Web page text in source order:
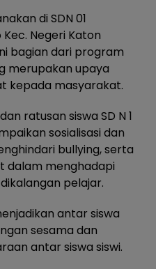
di SDN 01
Negeri Katon
bagian dari program
merupakan upaya
kepada masyarakat.
ratusan siswa SD N 1
sosialisasi dan
bullying, serta
dalam menghadapi
pelajar.
antar siswa
sesama dan
antar siswa siswi.